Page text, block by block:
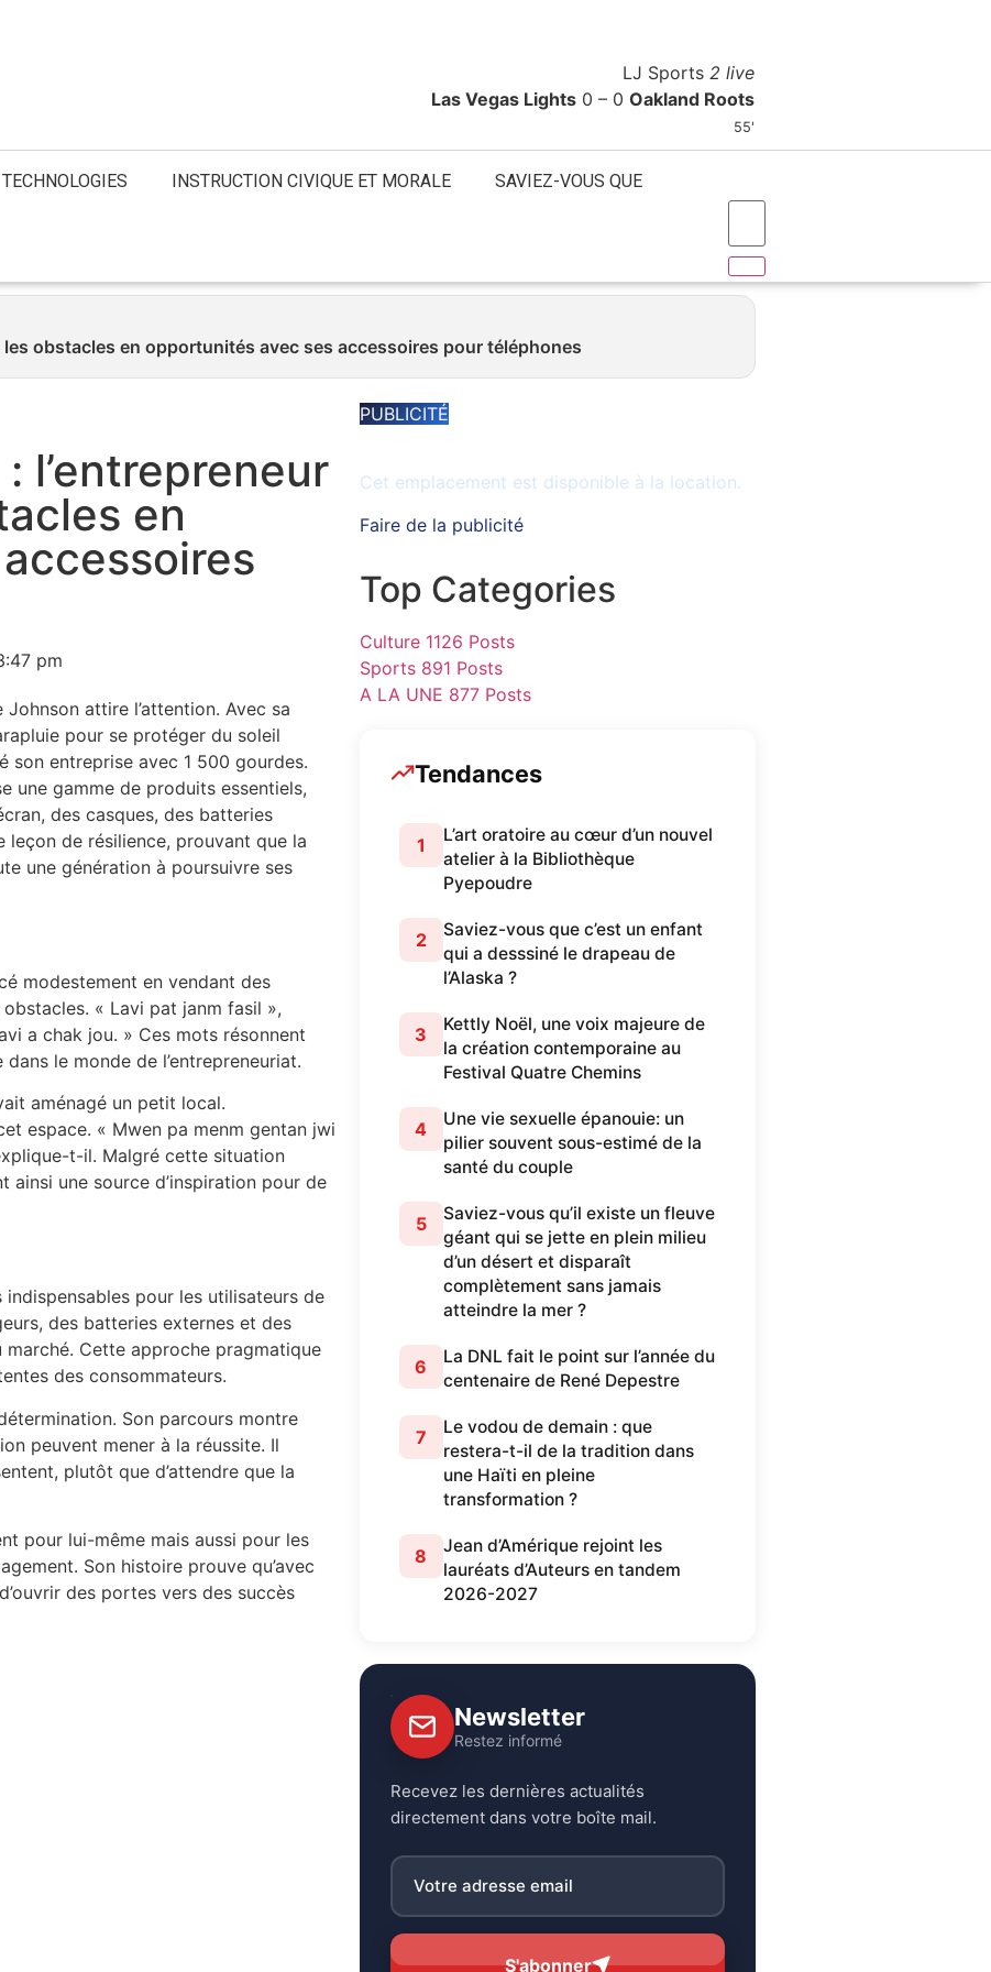
LJ Sports 2 live
Las Vegas Lights 0 – 0 Oakland Roots
55'
INSTRUCTION CIVIQUE ET MORALE SAVIEZ-VOUS QUE
obstacles en opportunités avec ses accessoires pour téléphones
l’entrepreneur
en
pm
attire l’attention. Avec sa
pour se protéger du soleil
son entreprise avec 1 500 gourdes.
une gamme de produits essentiels,
des casques, des batteries
leçon de résilience, prouvant que la
une génération à poursuivre ses
modestement en vendant des
« Lavi pat janm fasil »,
a chak jou. » Ces mots résonnent
le monde de l’entrepreneuriat.
aménagé un petit local.
espace. « Mwen pa menm gentan jwi
t-il. Malgré cette situation
une source d’inspiration pour de
pour les utilisateurs de
des batteries externes et des
Cette approche pragmatique
des consommateurs.
Son parcours montre
peuvent mener à la réussite. Il
plutôt que d’attendre que la
pour lui-même mais aussi pour les
Son histoire prouve qu’avec
des portes vers des succès
PUBLICITÉ
Cet emplacement est disponible à la location.
Faire de la publicité
Top Categories
Culture 1126 Posts
Sports 891 Posts
A LA UNE 877 Posts
Tendances
1
L’art oratoire au cœur d’un nouvel
atelier à la Bibliothèque
Pyepoudre
2
Saviez-vous que c’est un enfant
qui a desssiné le drapeau de
l’Alaska ?
3
Kettly Noël, une voix majeure de
la création contemporaine au
Festival Quatre Chemins
4
Une vie sexuelle épanouie: un
pilier souvent sous-estimé de la
santé du couple
5
Saviez-vous qu’il existe un fleuve
géant qui se jette en plein milieu
d’un désert et disparaît
complètement sans jamais
atteindre la mer ?
6
La DNL fait le point sur l’année du
centenaire de René Depestre
7
Le vodou de demain : que
restera-t-il de la tradition dans
une Haïti en pleine
transformation ?
8
Jean d’Amérique rejoint les
lauréats d’Auteurs en tandem
2026-2027
Newsletter
Restez informé
Recevez les dernières actualités
directement dans votre boîte mail.
S'abonner